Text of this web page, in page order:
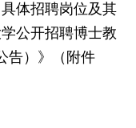
体招聘岗位及其
公开招聘博士教
告）》（附件